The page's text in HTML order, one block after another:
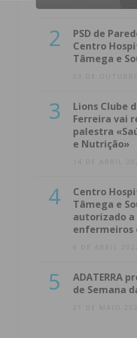
2
PSD de
Centro
Tâmega e
23 DE
3
Lions Clube
Ferreira vai
palestra
e Nutrição»
14 DE ABRIL
4
Centro
Tâmega e
autorizado
enfermeiros
8 DE ABRIL 2022
5
ADATERRA
de Semana
21 DE MAIO